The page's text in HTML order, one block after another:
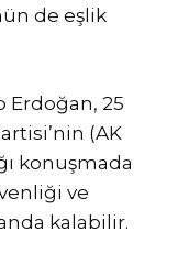
de eşlik
Erdoğan, 25
(AK
konuşmada
ve
kalabilir.